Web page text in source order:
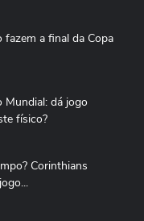
fazem a final da Copa
Mundial: dá jogo
físico?
Corinthians